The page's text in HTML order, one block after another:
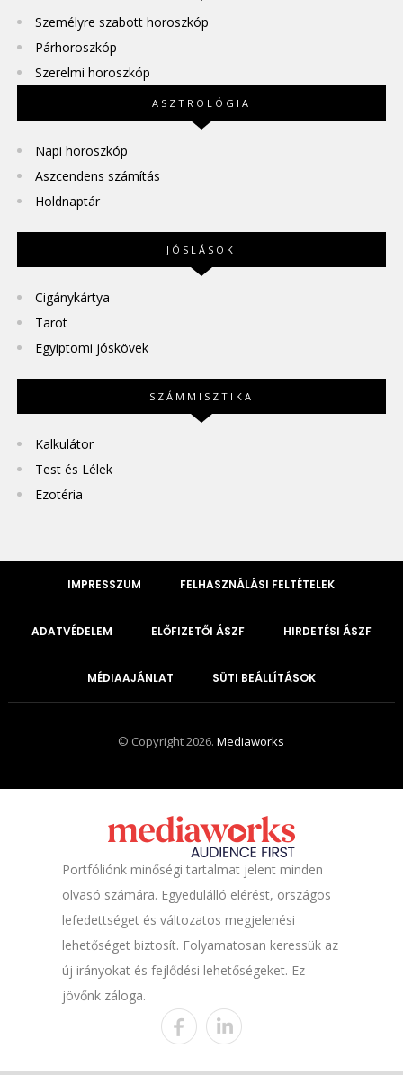
Személyre szabott horoszkóp
Párhoroszkóp
Szerelmi horoszkóp
ASZTROLÓGIA
Napi horoszkóp
Aszcendens számítás
Holdnaptár
JÓSLÁSOK
Cigánykártya
Tarot
Egyiptomi jóskövek
SZÁMMISZTIKA
Kalkulátor
Test és Lélek
Ezotéria
IMPRESSZUM FELHASZNÁLÁSI FELTÉTELEK
ADATVÉDELEM ELŐFIZETŐI ÁSZF HIRDETÉSI ÁSZF
MÉDIAAJÁNLAT SÜTI BEÁLLÍTÁSOK
© Copyright 2026.Mediaworks
Portfóliónk minőségi tartalmat jelent minden
olvasó számára. Egyedülálló elérést, országos
lefedettséget és változatos megjelenési
lehetőséget biztosít. Folyamatosan keressük az
új irányokat és fejlődési lehetőségeket. Ez
jövőnk záloga.